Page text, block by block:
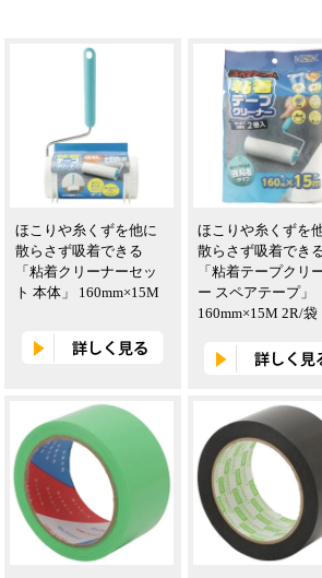
ほこりや糸くずを他に
散らさず吸着できる
「粘着クリーナーセッ
ト 本体」 160mm×15M
ほこりや糸くずを
散らさず吸着でき
「粘着テープクリ
ー スペアテープ」
160mm×15M 2R/袋